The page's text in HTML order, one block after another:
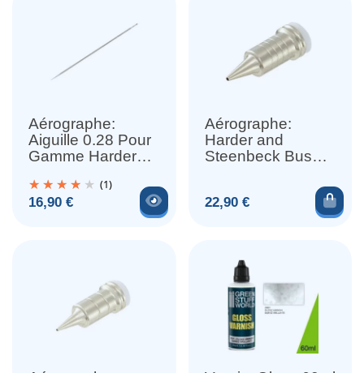
Aérographe:
Aiguille 0.28 Pour
Gamme Harder
(1)
Prix
16,90 € Voir le produit
Aérographe:
Harder and
Steenbeck Buse
Prix
22,90 €